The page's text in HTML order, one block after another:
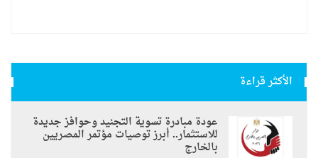
الأكثر قراءة
عودة مبادرة تسوية التجنيد وحوافز جديدة
للاستثمار.. أبرز توصيات مؤتمر المصريين
بالخارج